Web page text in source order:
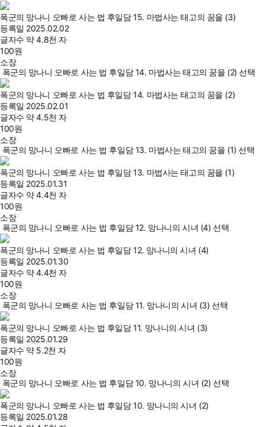
폭군의 망나니 오빠로 사는 법 후일담 15. 마법사는 태고의 꿈을 (3)
등록일 2025.02.02
글자수 약 4.8천 자
100원
소장
폭군의 망나니 오빠로 사는 법 후일담 14. 마법사는 태고의 꿈을 (2) 선택
폭군의 망나니 오빠로 사는 법 후일담 14. 마법사는 태고의 꿈을 (2)
등록일 2025.02.01
글자수 약 4.5천 자
100원
소장
폭군의 망나니 오빠로 사는 법 후일담 13. 마법사는 태고의 꿈을 (1) 선택
폭군의 망나니 오빠로 사는 법 후일담 13. 마법사는 태고의 꿈을 (1)
등록일 2025.01.31
글자수 약 4.4천 자
100원
소장
폭군의 망나니 오빠로 사는 법 후일담 12. 망나니의 시녀 (4) 선택
폭군의 망나니 오빠로 사는 법 후일담 12. 망나니의 시녀 (4)
등록일 2025.01.30
글자수 약 4.4천 자
100원
소장
폭군의 망나니 오빠로 사는 법 후일담 11. 망나니의 시녀 (3) 선택
폭군의 망나니 오빠로 사는 법 후일담 11. 망나니의 시녀 (3)
등록일 2025.01.29
글자수 약 5.2천 자
100원
소장
폭군의 망나니 오빠로 사는 법 후일담 10. 망나니의 시녀 (2) 선택
폭군의 망나니 오빠로 사는 법 후일담 10. 망나니의 시녀 (2)
등록일 2025.01.28